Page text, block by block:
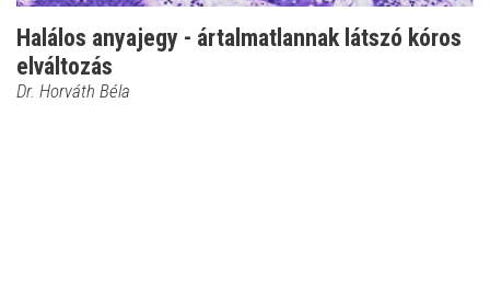
Halálos anyajegy - ártalmatlannak látszó kóros
elváltozás
Dr. Horváth Béla